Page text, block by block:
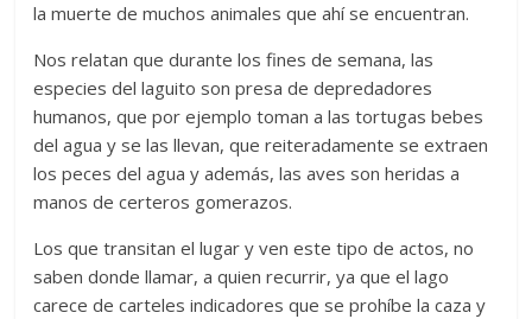
la muerte de muchos animales que ahí se encuentran.
Nos relatan que durante los fines de semana, las
especies del laguito son presa de depredadores
humanos, que por ejemplo toman a las tortugas bebes
del agua y se las llevan, que reiteradamente se extraen
los peces del agua y además, las aves son heridas a
manos de certeros gomerazos.
Los que transitan el lugar y ven este tipo de actos, no
saben donde llamar, a quien recurrir, ya que el lago
carece de carteles indicadores que se prohíbe la caza y